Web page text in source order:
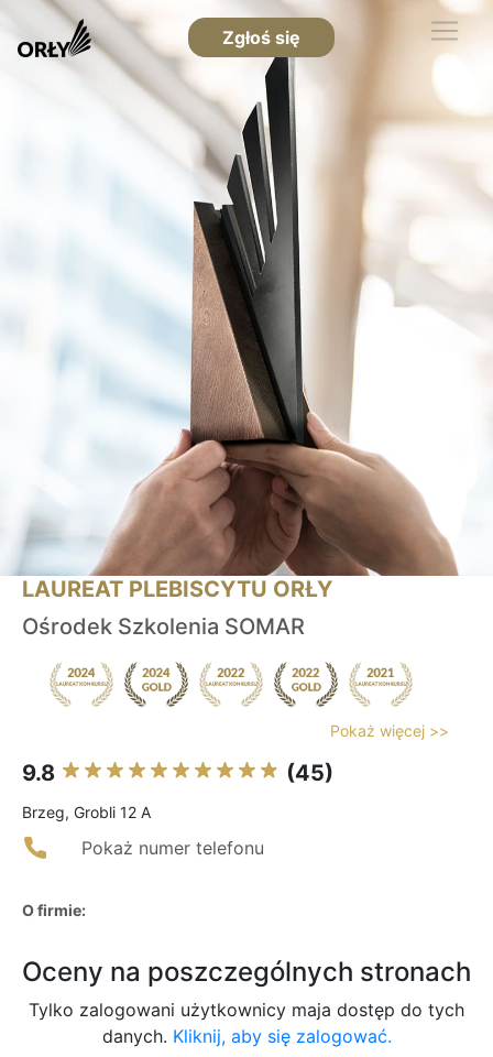
Zgłoś się
LAUREAT PLEBISCYTU ORŁY
Ośrodek Szkolenia SOMAR
Pokaż więcej >>
9.8 (45)
Brzeg, Grobli 12 A
Pokaż numer telefonu
O firmie:
Oceny na poszczególnych stronach
Tylko zalogowani użytkownicy maja dostęp do tych
danych. Kliknij, aby się zalogować.